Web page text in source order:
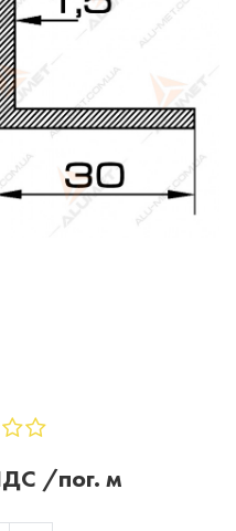
/пог. м